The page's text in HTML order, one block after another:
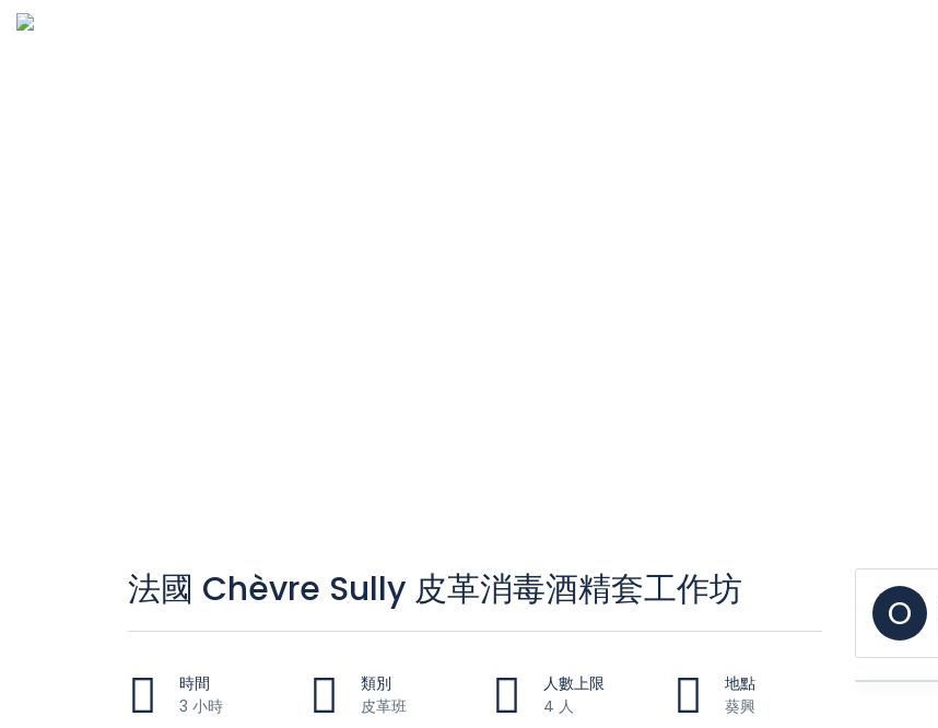
法國 Chèvre Sully 皮革消毒酒精套工作坊
時間
3 小時
類別
皮革班
人數上限
4 人
地點
葵興
O